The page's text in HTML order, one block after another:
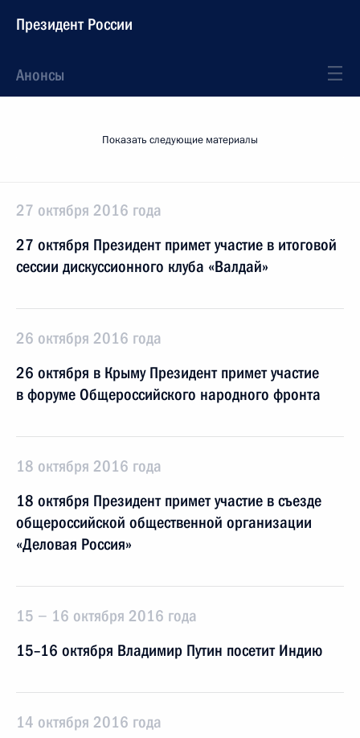
Президент России
Анонсы
Показать следующие материалы
27 октября 2016 года
27 октября Президент примет участие в итоговой
сессии дискуссионного клуба «Валдай»
26 октября 2016 года
26 октября в Крыму Президент примет участие
в форуме Общероссийского народного фронта
18 октября 2016 года
18 октября Президент примет участие в съезде
общероссийской общественной организации
«Деловая Россия»
15 − 16 октября 2016 года
15–16 октября Владимир Путин посетит Индию
14 октября 2016 года